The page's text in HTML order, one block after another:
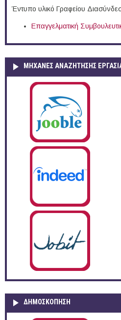
Έντυπο υλικό Γραφείου
Επαγγελματική
ΜΗΧΑΝΕΣ ΑΝΑΖΗΤΗΣΗΣ
ΔΗΜΟΣΚΌΠΗΣΗ